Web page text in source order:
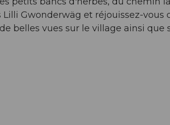
Gwonderwäg et réjouissez-vous
belles vues sur le village ainsi que